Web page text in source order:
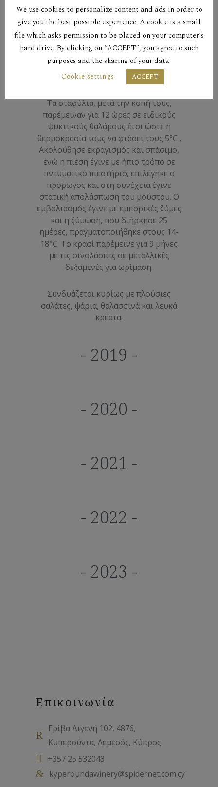
λεμονί χρώμα με πράσινες ανταύγες.
Πλούσια και σύνθετη μύτη, με
αρώματα εσπεριδοειδών, λεμόνι και
μήλο σμίγουν αρμονικά με αρώματα
λουλουδιών. Πλούσιο στόμα με
ισορροπημένη οξύτητα. Επιδέχεται
παλαίωση 3 τουλάχιστον χρόνων.
Τα σταφύλια, μετά την κοπή τους,
παρέμειναν για 12 ώρες σε ειδικούς
ψυκτικούς θαλάμους έτσι ώστε η
θερμοκρασία τους να φτάσει τους 5°C .
Ακολούθησε εκραγισμός και σπάσιμο,
ενώ η πίεση έγινε με ήπιο τρόπο σε
πνευματικό πιεστήριο, επιλέγηκε ο
πρόρωγος και στη συνέχεια έγινε
στατική απολάσπωση του μούστου. Ο
εμβολιασμός έγινε με εμπορικές ζύμες
και η ζύμωση, που διήρκησε 25
ημέρες, πραγματοποιήθηκε στους 14-
18°C. Το κρασί παρέμεινε για 9 μήνες
με τις οινολάσπες σε μεταλλικές
δεξαμενές για ωρίμαση.
Συνδυάζεται κυρίως με πλούσιες
σαλάτες, ψάρια, θαλασσινά και λευκά
κρέατα.
- 2019 -
- 2020 -
- 2021 -
- 2022 -
- 2023 -
Επικοινωνία
Γρίβα Διγενή 102, 4876,
Κυπερούντα, Λεμεσός, Κύπρος
+357 25 532043
kyperoundawinery@spidernet.com.cy
We use cookies to personalize content and ads in order to
give you the best possible experience. A cookie is a small
file which asks permission to be placed on your computer’s
hard drive. By clicking on “ACCEPT”, you agree to such
purposes and the sharing of your data.
Cookie settings
ACCEPT